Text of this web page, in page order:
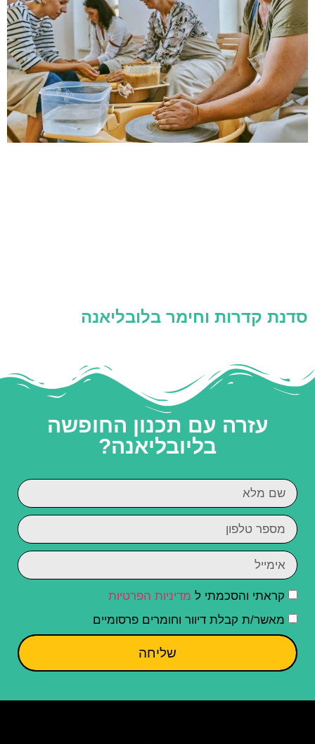
סדנת קדרות וחימר בלובליאנה
עזרה עם תכנון החופשה
בליובליאנה?
קראתי והסכמתי ל מדיניות הפרטיות
מאשר/ת קבלת דיוור וחומרים פרסומיים
שליחה